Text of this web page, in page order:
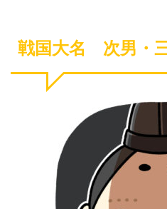
戦国大名 次男・